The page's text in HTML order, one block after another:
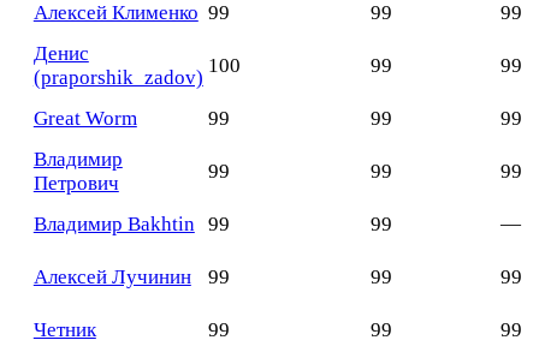
Алексей Клименко 99 99
99
Денис
(praporshik_zadov)
100 99 99
Great Worm 99 99
99
Владимир
Петрович
99 99 99
Владимир Bakhtin 99 99 —
Алексей Лучинин 99 99 99
Четник 99 99 99